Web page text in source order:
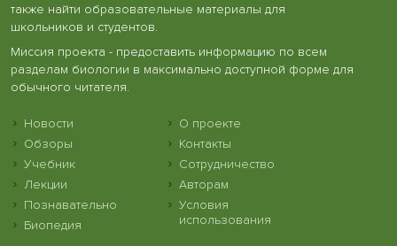
также найти образовательные материалы для
школьников и студентов.
Миссия проекта - предоставить информацию по всем
разделам биологии в максимально доступной форме для
обычного читателя.
Новости
Обзоры
Учебник
Лекции
Познавательно
Биопедия
О проекте
Контакты
Сотрудничество
Авторам
Условия
использования